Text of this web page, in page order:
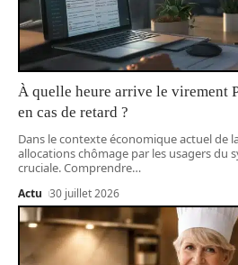
À quelle heure arrive le virement
en cas de retard ?
Dans le contexte économique actuel de
allocations chômage par les usagers du
cruciale. Comprendre…
Actu 30 juillet 2026